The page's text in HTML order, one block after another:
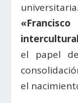
el papel
el